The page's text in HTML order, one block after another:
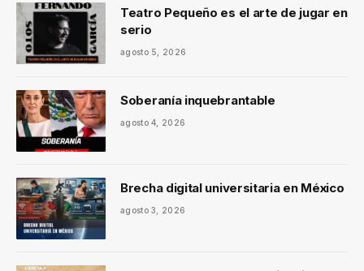
Teatro Pequeño es el arte de jugar en
serio
agosto 5, 2026
Soberanía inquebrantable
agosto 4, 2026
Brecha digital universitaria en México
agosto 3, 2026